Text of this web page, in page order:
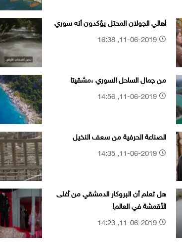
أهالي الجولان المحتل يؤكدون أنه سوري
من جمال الساحل السوري ،مشقيتا
الصناعة الحرفية من سعف النخيل
هل تعلم أن البروكار الدمشقي من أغلى
الأقمشة في العالم!